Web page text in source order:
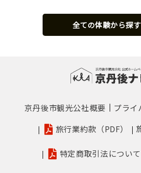
全ての体験から探す
京丹後市観光公社概要
プライ
旅行業約款（PDF）
特定商取引法について